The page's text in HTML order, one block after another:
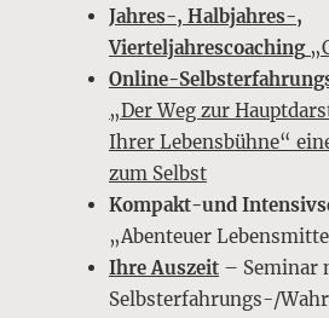
Jahres-, Halbjahres-,
Vierteljahrescoaching
Online-
„Der Weg zur
Ihrer Lebensbühne“
zum Selbst
Kompakt-und
„Abenteuer
Ihre Auszeit – Seminar
Selbsterfahrungs-/